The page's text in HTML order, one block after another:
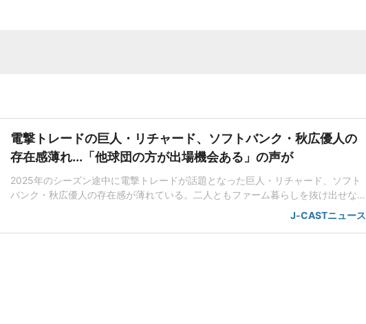
電撃トレードの巨人・リチャード、ソフトバンク・秋広優人の
存在感薄れ...「他球団の方が出場機会ある」の声が
2025年のシーズン途中に電撃トレードが話題となった巨人・リチャード、ソフト
バンク・秋広優人の存在感が薄れている。二人ともファーム暮らしを抜け出せな
いリチャードはソフトバンク在籍時にウエスタン・リーグで5年連続本塁打王に輝
いた長打力を評価され、秋広優人、大江竜聖と2対1のトレードで25年5月に巨人に
J-CASTニュース